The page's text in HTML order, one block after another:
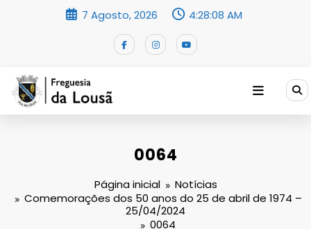
7 Agosto, 2026 4:28:09 AM
0064
Página inicial
Notícias
Comemorações dos 50 anos do 25 de abril de 1974 –
25/04/2024
0064